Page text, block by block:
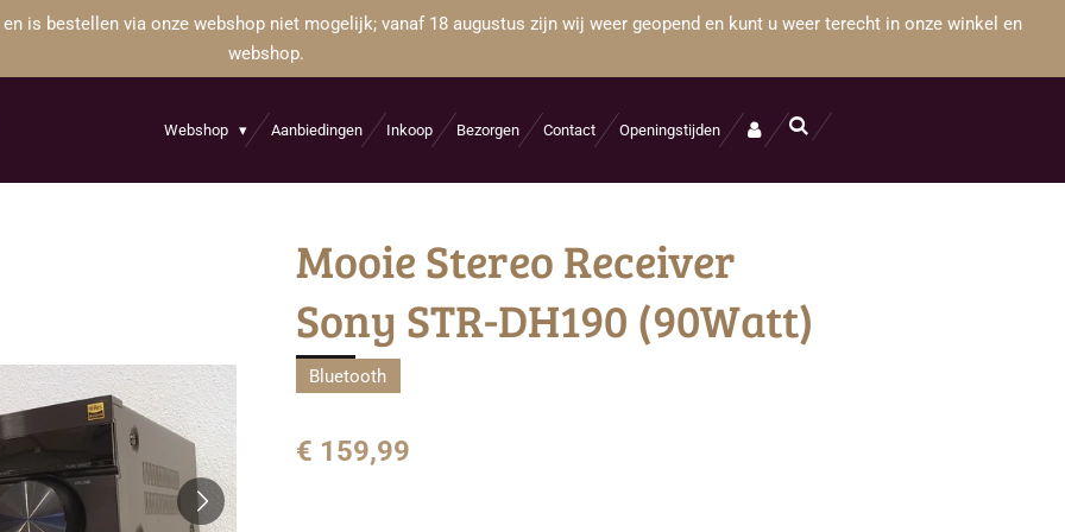
is bestellen via onze webshop niet mogelijk; vanaf 18 augustus zijn wij weer geopend en kunt u weer terecht in onze winkel en
webshop.
Webshop Aanbiedingen Inkoop Bezorgen Contact Openingstijden
Mooie Stereo Receiver
Sony STR-DH190 (90Watt)
Bluetooth
€ 159,99